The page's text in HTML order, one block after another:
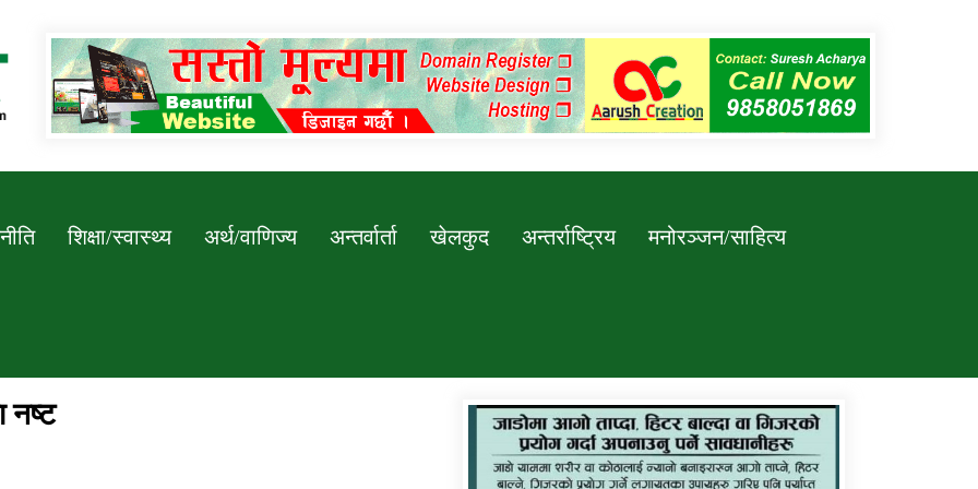
Newssarokar
शिक्षा/स्वास्थ्य अर्थ/वाणिज्य अन्तर्वार्ता खेलकुद अन्तर्राष्ट्रिय मनोरञ्जन/साहित्य
कर्णाली प्रविधि शिक्षालय जुम्लाको सुचना
नष्ट